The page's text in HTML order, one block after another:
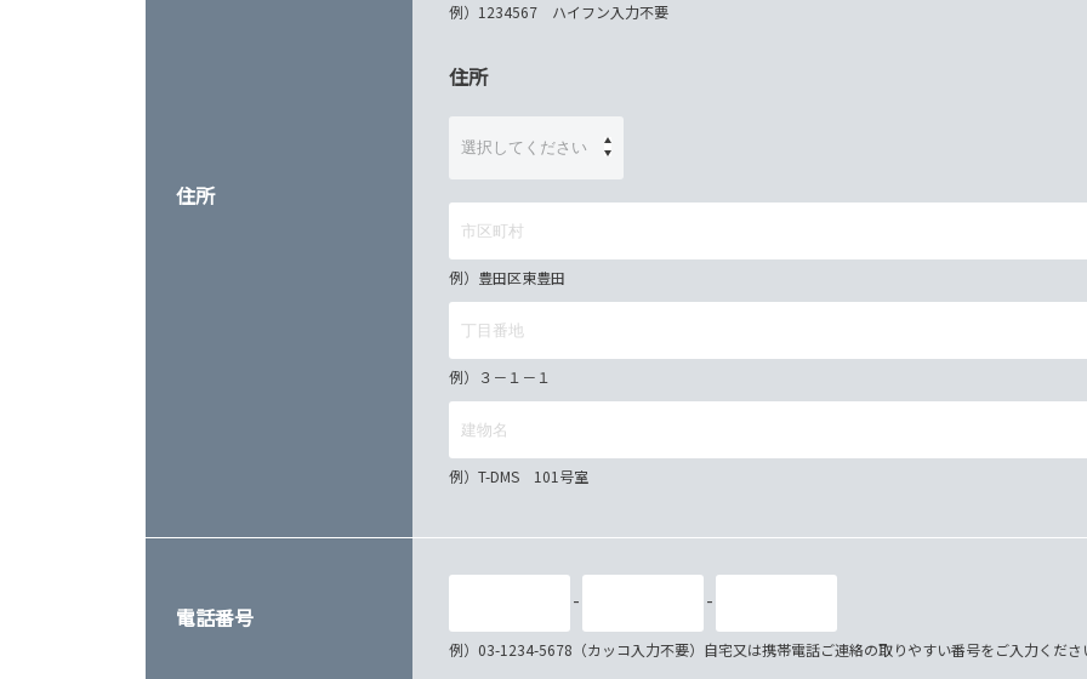
住所
例）1234567 ハイフン入力不要
住所
例）豊田区東豊田
例）３－１－１
例）T-DMS 101号室
電話番号
- -
例）03-1234-5678（カッコ入力不要）自宅又は携帯電話ご連絡の取りやすい番号をご入力くださ